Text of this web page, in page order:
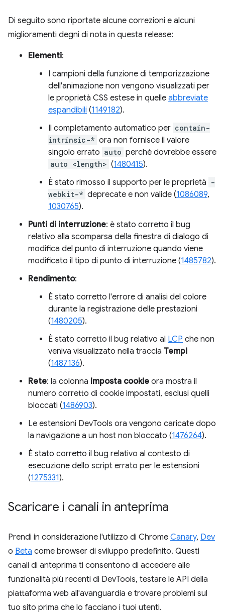
Di seguito sono riportate alcune correzioni e alcuni
miglioramenti degni di nota in questa release:
Elementi:
I campioni della funzione di temporizzazione
dell'animazione non vengono visualizzati per
le proprietà CSS estese in quelle abbreviate
espandibili (1149182).
Il completamento automatico per contain-
intrinsic-* ora non fornisce il valore
singolo errato auto perché dovrebbe essere
auto <length> (1480415).
È stato rimosso il supporto per le proprietà -
webkit-* deprecate e non valide (1086089,
1030765).
Punti di interruzione: è stato corretto il bug
relativo alla scomparsa della finestra di dialogo di
modifica del punto di interruzione quando viene
modificato il tipo di punto di interruzione (1485782).
Rendimento:
È stato corretto l'errore di analisi del colore
durante la registrazione delle prestazioni
(1480205).
È stato corretto il bug relativo al LCP che non
veniva visualizzato nella traccia Tempi
(1487136).
Rete: la colonna Imposta cookie ora mostra il
numero corretto di cookie impostati, esclusi quelli
bloccati (1486903).
Le estensioni DevTools ora vengono caricate dopo
la navigazione a un host non bloccato (1476264).
È stato corretto il bug relativo al contesto di
esecuzione dello script errato per le estensioni
(1275331).
Scaricare i canali in anteprima
Prendi in considerazione l'utilizzo di Chrome Canary, Dev
o Beta come browser di sviluppo predefinito. Questi
canali di anteprima ti consentono di accedere alle
funzionalità più recenti di DevTools, testare le API della
piattaforma web all'avanguardia e trovare problemi sul
tuo sito prima che lo facciano i tuoi utenti.